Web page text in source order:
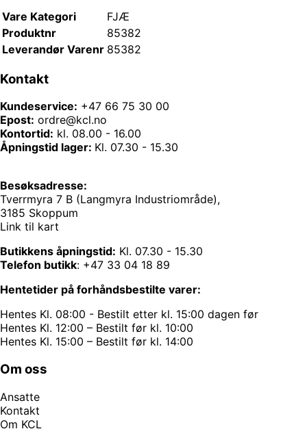
Vare Kategori
FJÆ
Produktnr
85382
Leverandør Varenr 85382
Kontakt
Kundeservice: +47 66 75 30 00
Epost: ordre@kcl.no
Kontortid: kl. 08.00 - 16.00
Åpningstid lager: Kl. 07.30 - 15.30
Besøksadresse:
Tverrmyra 7 B (Langmyra Industriområde),
3185 Skoppum
Link til kart
Butikkens åpningstid: Kl. 07.30 - 15.30
Telefon butikk: +47 33 04 18 89
Hentetider på forhåndsbestilte varer:
Hentes Kl. 08:00 - Bestilt etter kl. 15:00 dagen før
Hentes Kl. 12:00 – Bestilt før kl. 10:00
Hentes Kl. 15:00 – Bestilt før kl. 14:00
Om oss
Ansatte
Kontakt
Om KCL